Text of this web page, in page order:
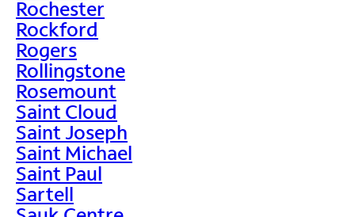
Rochester
Rockford
Rogers
Rollingstone
Rosemount
Saint Cloud
Saint Joseph
Saint Michael
Saint Paul
Sartell